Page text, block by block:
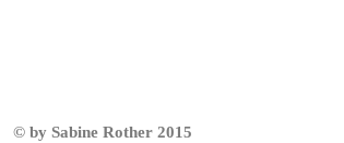
© by Sabine Rother 2015